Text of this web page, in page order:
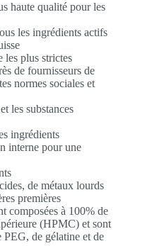
haute qualité pour les
les ingrédients actifs
les plus strictes
de fournisseurs de
normes sociales et
les substances
ingrédients
interne pour une
de métaux lourds
premières
composées à 100% de
(HPMC) et sont
PEG, de gélatine et de